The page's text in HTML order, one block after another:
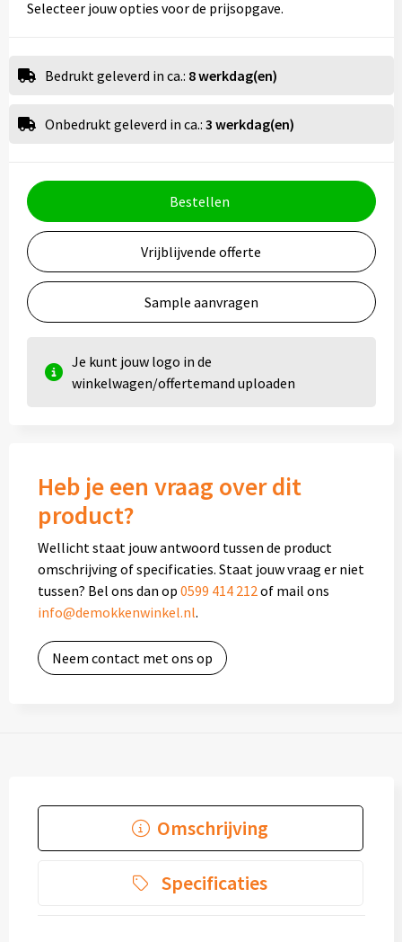
Selecteer jouw opties voor de prijsopgave.
Bedrukt geleverd in ca.: 8 werkdag(en)
Onbedrukt geleverd in ca.: 3 werkdag(en)
Bestellen
Vrijblijvende offerte
Sample aanvragen
Je kunt jouw logo in de
winkelwagen/offertemand uploaden
Heb je een vraag over dit
product?
Wellicht staat jouw antwoord tussen de product
omschrijving of specificaties. Staat jouw vraag er niet
tussen? Bel ons dan op 0599 414 212of mail ons
info@demokkenwinkel.nl.
Neem contact met ons op
Omschrijving
Specificaties